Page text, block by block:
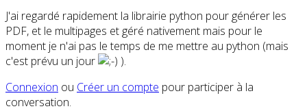
J'ai regardé rapidement la librairie python pour générer les
PDF, et le multipages et géré nativement mais pour le
moment je n'ai pas le temps de me mettre au python (mais
c'est prévu un jour
).
Connexion ou Créer un compte pour participer à la
conversation.